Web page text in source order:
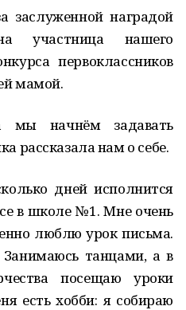
заслуженной наградой
участница нашего
первоклассников
мамой.
мы начнём задавать
рассказала нам о себе.
дней исполнится
в школе №1. Мне очень
люблю урок письма.
танцами, а в
посещаю уроки
есть хобби: я собираю